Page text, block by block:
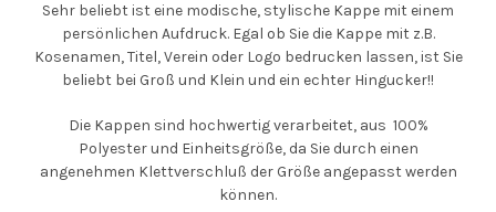
Sehr beliebt ist eine modische, stylische Kappe mit einem
persönlichen Aufdruck. Egal ob Sie die Kappe mit z.B.
Kosenamen, Titel, Verein oder Logo bedrucken lassen, ist Sie
beliebt bei Groß und Klein und ein echter Hingucker!!
Die Kappen sind hochwertig verarbeitet, aus 100%
Polyester und Einheitsgröße, da Sie durch einen
angenehmen Klettverschluß der Größe angepasst werden
können.